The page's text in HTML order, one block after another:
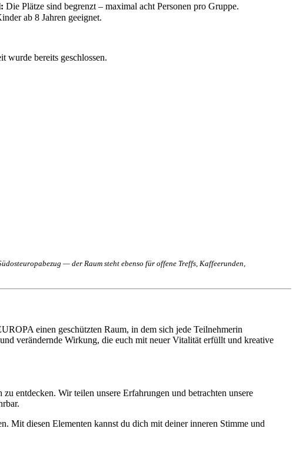
Die Plätze sind begrenzt – maximal acht Personen pro Gruppe.
ab 8 Jahren geeignet.
wurde bereits geschlossen.
— der Raum steht ebenso für offene Treffs, Kaffeerunden,
einen geschützten Raum, in dem sich jede Teilnehmerin
verändernde Wirkung, die euch mit neuer Vitalität erfüllt und kreative
entdecken. Wir teilen unsere Erfahrungen und betrachten unsere
Mit diesen Elementen kannst du dich mit deiner inneren Stimme und